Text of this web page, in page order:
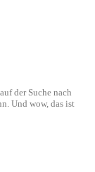
der Suche nach
Und wow, das ist